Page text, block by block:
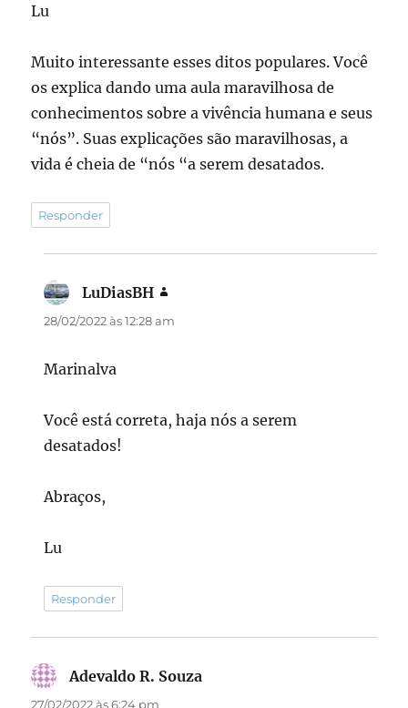
Lu
Muito interessante esses ditos populares. Você
os explica dando uma aula maravilhosa de
conhecimentos sobre a vivência humana e seus
“nós”. Suas explicações são maravilhosas, a
vida é cheia de “nós “a serem desatados.
Responder
LuDiasBH
28/02/2022 às 12:28 am
Marinalva
Você está correta, haja nós a serem
desatados!
Abraços,
Lu
Responder
Adevaldo R. Souza
27/02/2022 às 6:24 pm